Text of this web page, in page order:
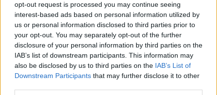
opt-out request is processed you may continue seeing
interest-based ads based on personal information utilized by
us or personal information disclosed to third parties prior to
your opt-out. You may separately opt-out of the further
disclosure of your personal information by third parties on the
IAB’s list of downstream participants. This information may
also be disclosed by us to third parties on the IAB’s List of
Downstream Participants that may further disclose it to other
Idag delades det ut bonussekunder till de tre
första i varje klass. 15 sekunder till ettan, 10
sekunder till tvåan och 5 sekunder till trean. I
morgon fortsätter touren med jaktstartslopp
där dagens resultat ligger till grund för
morgondagens startlista. Damerna kör 10 km